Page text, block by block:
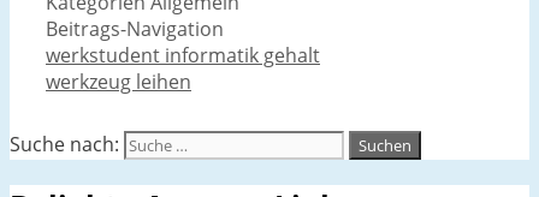
Beitrags-Navigation
werkstudent informatik gehalt
werkzeug leihen
Suche nach: